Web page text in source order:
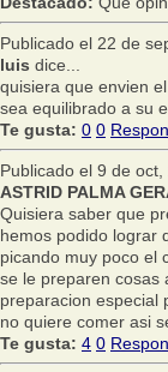
Publicado el 22 de
luis dice...
quisiera que envien
sea equilibrado a su
Te gusta: 0 0
Publicado el 9 de
ASTRID PALMA
Quisiera saber que
hemos podido lograr
picando muy poco el
se le preparen cosas
preparacion especial
no quiere comer asi
Te gusta: 4 0